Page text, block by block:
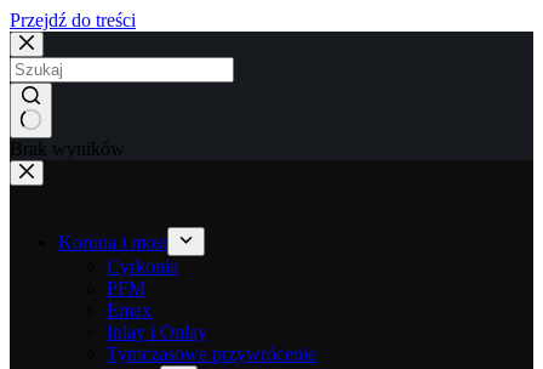
Przejdź do treści
Brak wyników
Korona i most
Cyrkonia
PFM
Emax
Inlay i Onlay
Tymczasowe przywrócenie